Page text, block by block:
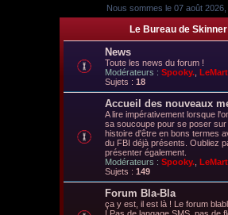
Nous sommes le 07 août 2026,
Le Bureau de Skinner
News
Toute les news du forum !
Modérateurs : Spooky.
Sujets : 18
Accueil des nouveaux
A lire impérativement lorsque
sa soucoupe pour se poser sur
histoire d'être en bons termes
du FBI déjà présents. Oubliez
présenter également.
Modérateurs : Spooky.
Sujets : 149
Forum Bla-Bla
ça y est, il est là ! Le forum